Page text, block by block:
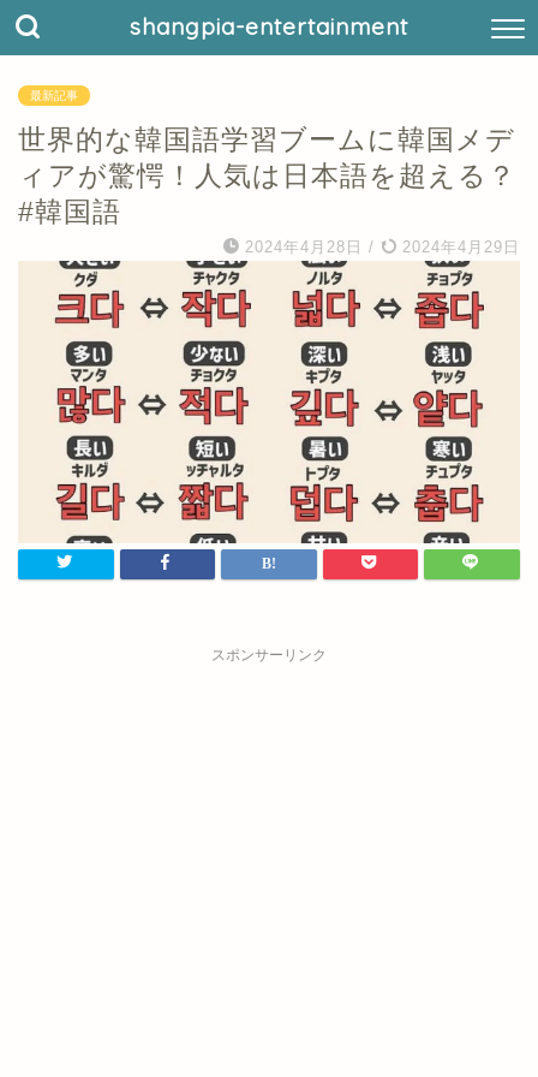
shangpia-entertainment
最新記事
世界的な韓国語学習ブームに韓国メデ
ィアが驚愕！人気は日本語を超える？
#韓国語
2024年4月28日 / 2024年4月29日
スポンサーリンク